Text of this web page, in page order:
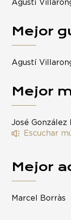
Agustí
Mejor
Agustí
Mejor
José González
Escuchar
Mejor
Marcel Borràs